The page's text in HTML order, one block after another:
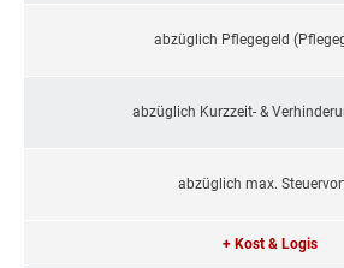
abzüglich Pflegegeld
abzüglich Kurzzeit- &
abzüglich max.
+ Kost & Logis